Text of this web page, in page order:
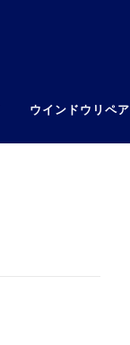
ウインドウリペア